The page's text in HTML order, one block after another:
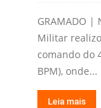
GRAMADO |
Militar
comando do
BPM), onde...
Leia mais